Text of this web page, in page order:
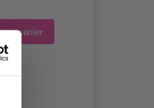
au panier